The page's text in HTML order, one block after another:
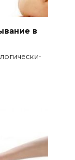
в